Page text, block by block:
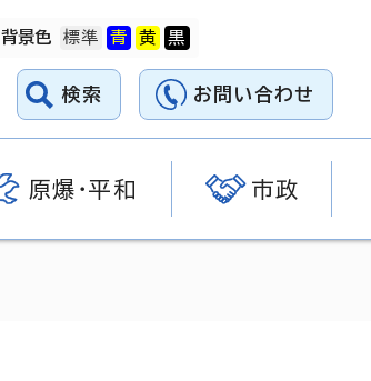
背景色
検索 お問い合わせ
原爆・平和 市政